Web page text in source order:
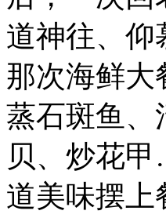
道神往、仰
那次海鲜大
蒸石斑鱼、
贝、炒花
道美味摆上